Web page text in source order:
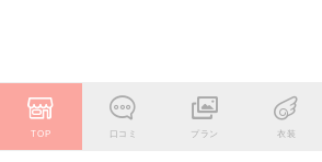
TOP 口コミ プラン 衣装